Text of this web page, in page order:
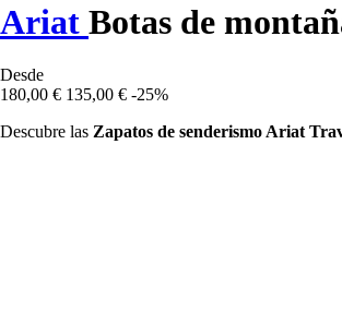
Ariat Botas de
Desde
180,00 € 135,00 € -25%
Descubre las Zapatos de senderismo Ariat